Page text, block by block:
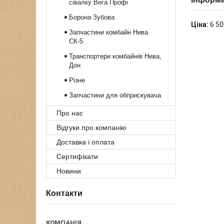
Ціна: 6
сівалку Вега Профі
Борона Зубова
Запчастини комбайн Нива
СК-5
Транспортери комбайнів Нива,
Дон
Різне
Запчастини для обприскувача
Про нас
Відгуки про компанію
Доставка і оплата
Сертифікати
Новини
Контакти